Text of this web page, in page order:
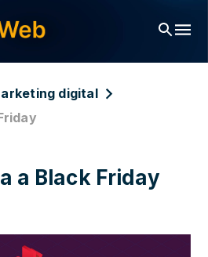
digital
a Black Friday